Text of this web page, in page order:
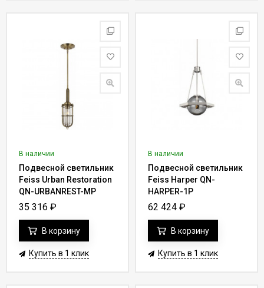
В наличии
Подвесной светильник
Feiss Urban Restoration
QN-URBANREST-MP
35 316 ₽
В корзину
Купить в 1 клик
В наличии
Подвесной светильник
Feiss Harper QN-
HARPER-1P
62 424 ₽
В корзину
Купить в 1 клик